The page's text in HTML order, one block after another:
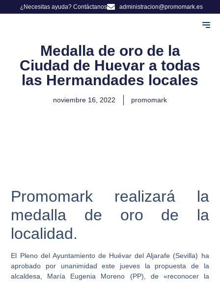
¿Necesitas ayuda? Contáctanos administracion@promomark.es
Medalla de oro de la
Ciudad de Huevar a todas
las Hermandades locales
noviembre 16, 2022 promomark
Promomark realizará la
medalla de oro de la
localidad.
El Pleno del Ayuntamiento de Huévar del Aljarafe (Sevilla) ha
aprobado por unanimidad este jueves la propuesta de la
alcaldesa, María Eugenia Moreno (PP), de «reconocer la